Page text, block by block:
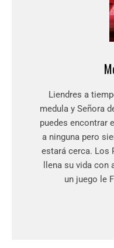
Liendres a
medula y Señora
puedes encontrar
a ninguna pero
estará cerca. Los
llena su vida
un juego le